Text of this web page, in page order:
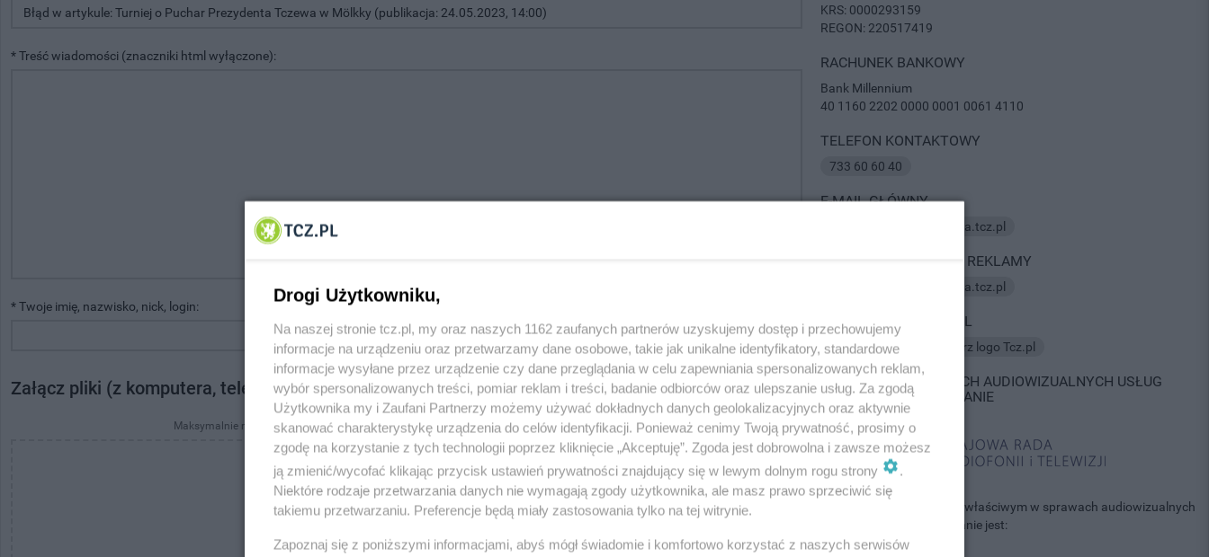
* Treść wiadomości (znaczniki html wyłączone):
* Twoje imię, nazwisko, nick, login: * Twój adres e-mail:
Załącz pliki (z komputera, telefonu, tabletu)
Maksymalnie możesz przesłać 3 pliki po 7 MB każdy. Dozwolone formaty plików to: jpg, jpeg, pdf
KRS: 0000293159
REGON: 220517419
RACHUNEK BANKOWY
Bank Millennium
40 1160 2202 0000 0001 0061 4110
TELEFON KONTAKTOWY
733 60 60 40
E-MAIL GŁÓWNY
kontakt@redakcja.tcz.pl
KONTAKT W SPRAWIE REKLAMY
kontakt@redakcja.tcz.pl
LOGO SERWISU TCZ.PL
Do pobrania tutaj: pobierz logo Tcz.pl
KONTAKT W SPRAWACH AUDIOWIZUALNYCH USŁUG
MEDIALNYCH NA ŻĄDANIE
Informujemy, że organem właściwym w sprawach audiowizualnych
usług medialnych na żądanie jest:
Drogi Użytkowniku,
Na naszej stronie tcz.pl, my oraz naszych 1162 zaufanych partnerów uzyskujemy dostęp i przechowujemy
informacje na urządzeniu oraz przetwarzamy dane osobowe, takie jak unikalne identyfikatory, standardowe
informacje wysyłane przez urządzenie czy dane przeglądania w celu zapewniania spersonalizowanych reklam,
wybór spersonalizowanych treści, pomiar reklam i treści, badanie odbiorców oraz ulepszanie usług. Za zgodą
Użytkownika my i Zaufani Partnerzy możemy używać dokładnych danych geolokalizacyjnych oraz aktywnie
skanować charakterystykę urządzenia do celów identyfikacji. Ponieważ cenimy Twoją prywatność, prosimy o
zgodę na korzystanie z tych technologii poprzez kliknięcie „Akceptuję”. Zgoda jest dobrowolna i zawsze możesz
ją zmienić/wycofać klikając przycisk ustawień prywatności znajdujący się w lewym dolnym rogu strony
.
Niektóre rodzaje przetwarzania danych nie wymagają zgody użytkownika, ale masz prawo sprzeciwić się
takiemu przetwarzaniu. Preferencje będą miały zastosowania tylko na tej witrynie.
Zapoznaj się z poniższymi informacjami, abyś mógł świadomie i komfortowo korzystać z naszych serwisów